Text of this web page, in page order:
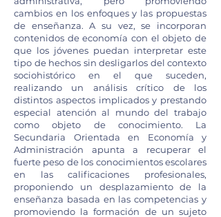
cambios en los enfoques y las propuestas
de enseñanza. A su vez, se incorporan
contenidos de economía con el objeto de
que los jóvenes puedan interpretar este
tipo de hechos sin desligarlos del contexto
sociohistórico en el que suceden,
realizando un análisis crítico de los
distintos aspectos implicados y prestando
especial atención al mundo del trabajo
como objeto de conocimiento. La
Secundaria Orientada en Economía y
Administración apunta a recuperar el
fuerte peso de los conocimientos escolares
en las calificaciones profesionales,
proponiendo un desplazamiento de la
enseñanza basada en las competencias y
promoviendo la formación de un sujeto